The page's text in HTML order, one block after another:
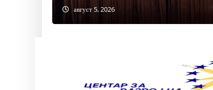
август 5, 2026